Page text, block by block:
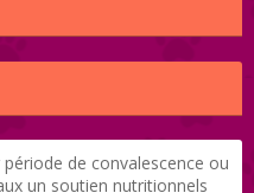
de convalescence ou
un soutien nutritionnels